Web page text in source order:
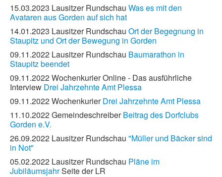
15.03.2023 Lausitzer Rundschau Was es mit den
Avataren aus Gorden auf sich hat
14.01.2023 Lausitzer Rundschau Ort der Begegnung in
Staupitz und Ort der Bewegung in Gorden
09.11.2022 Lausitzer Rundschau Baumarathon in
Staupitz beendet
09.11.2022 Wochenkurier Online - Das ausführliche
Interview Drei Jahrzehnte Amt Plessa
09.11.2022 WochenkurierDrei Jahrzehnte Amt Plessa
11.10.2022 GemeindeschreiberBeitrag des Dorfclubs
Gorden e.V.
26.09.2022 Lausitzer Rundschau "Müller und Bäcker sind
in Not"
05.02.2022 Lausitzer Rundschau Pläne im
JubiläumsjahrSeite der LR